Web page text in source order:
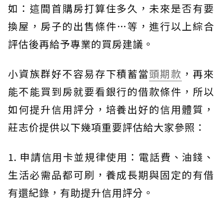
如：這間首購房打算住多久，未來是否有要
換屋，房子的出售條件…等，進行以上綜合
評估後再給予專業的買房建議。
小資族群好不容易存下積蓄當頭期款 ，再來
能不能買到房就要看銀行的借款條件，所以
如何提升信用評分，培養出好的信用體質，
莊志价提供以下幾項重要評估給大家參照：
1. 申請信用卡並規律使用：電話費、油錢、
生活必需品都可刷，養成長期與固定的有借
有還紀錄，有助提升信用評分。